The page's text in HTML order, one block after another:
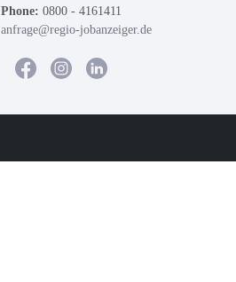
Phone: 0800 - 4161411
anfrage@regio-jobanzeiger.de